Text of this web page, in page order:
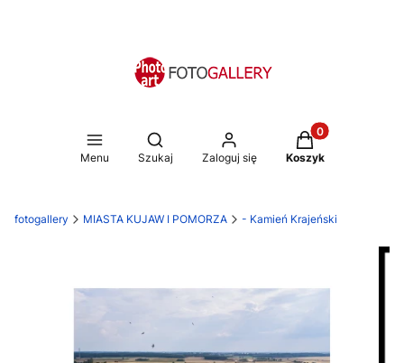
Menu
Otwórz wyszukiwarkę
Szukaj Zaloguj się
Produkty w
Koszyk
fotogallery MIASTA KUJAW I POMORZA - Kamień Krajeński